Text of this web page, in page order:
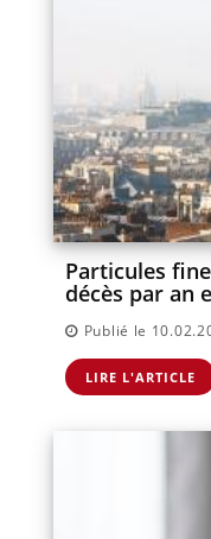
Particules
décès par an
Publié le
LIRE L'ARTICLE